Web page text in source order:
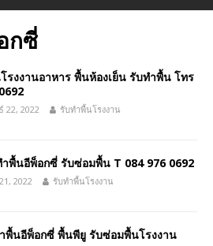
กซี่
รงงานอาหาร พื้นห้องเย็น รับทำพื้น โทร
22, 2022 รับทำพื้นโรงงาน
พื้นอีพ็อกซี่ รับซ่อมพื้น T 084 976 0692
2022 รับทำพื้นโรงงาน
พื้นอีพ็อกซี่ พื้นพียู รับซ่อมพื้นโรงงาน